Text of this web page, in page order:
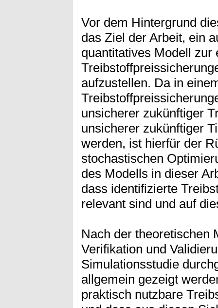
Vor dem Hintergrund
das Ziel der Arbeit, ein
quantitatives Modell zur
aufzustellen. Da in
unsicherer zukünftiger
unsicherer zukünftiger
werden, ist hierfür der
stochastischen
des Modells in dieser
dass identifizierte
relevant sind und auf
Nach der theoretischen
Verifikation und
Simulationsstudie
allgemein gezeigt
praktisch nutzbare